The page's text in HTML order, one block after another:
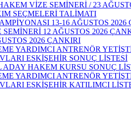
VİZE SEMİNERİ / 23
SEÇMELERİ TALİMATI
13-16 AĞUSTOS 2026
12 AĞUSTOS 2026
2026 ÇANKIRI
YARDIMCI ANTRENÖR
ESKİŞEHİR SONUÇ LİSTESİ
HAKEM KURSU SONUÇ
YARDIMCI ANTRENÖR
ESKİŞEHİR KATILIMCI